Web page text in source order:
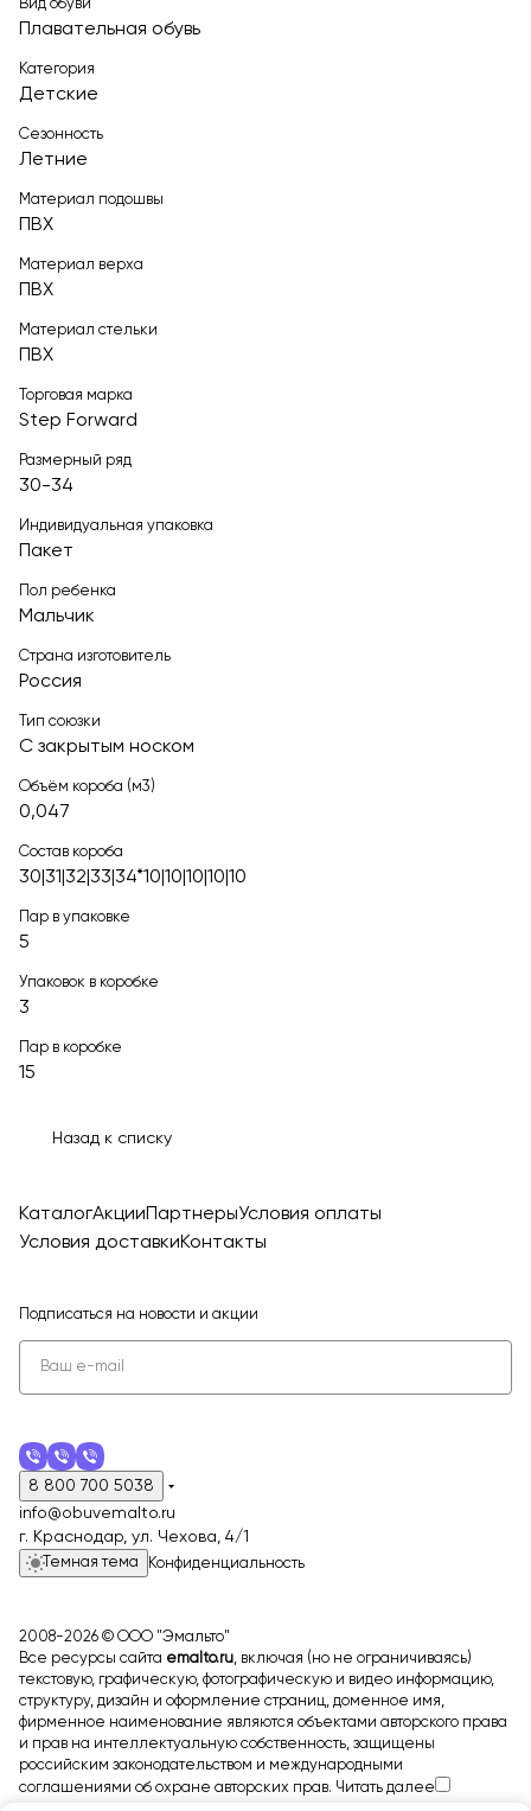
Вид обуви
Плавательная обувь
Категория
Детские
Сезонность
Летние
Материал подошвы
ПВХ
Материал верха
ПВХ
Материал стельки
ПВХ
Торговая марка
Step Forward
Размерный ряд
30-34
Индивидуальная упаковка
Пакет
Пол ребенка
Мальчик
Страна изготовитель
Россия
Тип союзки
С закрытым носком
Объём короба (м3)
0,047
Состав короба
30|31|32|33|34*10|10|10|10|10
Пар в упаковке
5
Упаковок в коробке
3
Пар в коробке
15
Назад к списку
КаталогАкции ПартнерыУсловия оплаты
Условия доставкиКонтакты
Подписаться на новости и акции
8 800 700 5038
info@obuvemalto.ru
г. Краснодар, ул. Чехова, 4/1
Темная тема Конфиденциальность
2008-2026 © ООО "Эмальто"
Все ресурсы сайта emalto.ru, включая (но не ограничиваясь)
текстовую, графическую, фотографическую и видео информацию,
структуру, дизайн и оформление страниц, доменное имя,
фирменное наименование являются объектами авторского права
и прав на интеллектуальную собственность, защищены
российским законодательством и международными
соглашениями об охране авторских прав. Читать далее